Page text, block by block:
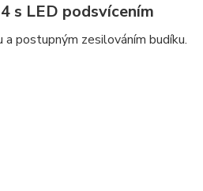
s LED podsvícením
postupným zesilováním budíku.